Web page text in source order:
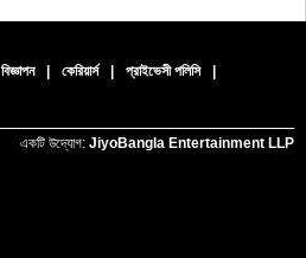
বিজ্ঞাপন | কেরিয়ার্স | প্রাইভেসী পলিসি |
একটি উদ্যোগ: JiyoBangla Entertainment LLP